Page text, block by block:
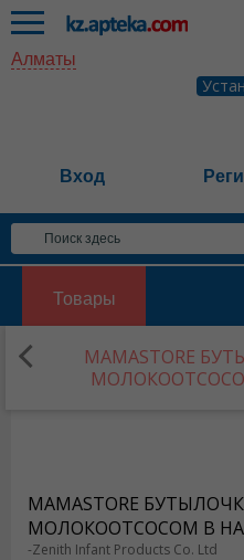
Алматы
Вход
Товары
MAMASTORE
MAMASTORE
МОЛОКООТСОСОМ В
-Zenith Infant Products Co. Ltd